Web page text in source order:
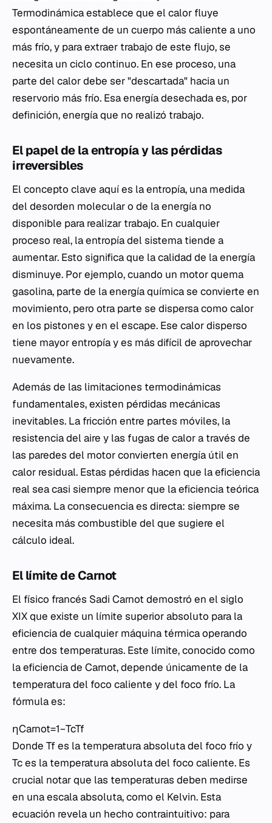
Termodinámica establece que el calor fluye
espontáneamente de un cuerpo más caliente a uno
más frío, y para extraer trabajo de este flujo, se
necesita un ciclo continuo. En ese proceso, una
parte del calor debe ser "descartada" hacia un
reservorio más frío. Esa energía desechada es, por
definición, energía que no realizó trabajo.
El papel de la entropía y las pérdidas
irreversibles
El concepto clave aquí es la entropía, una medida
del desorden molecular o de la energía no
disponible para realizar trabajo. En cualquier
proceso real, la entropía del sistema tiende a
aumentar. Esto significa que la calidad de la energía
disminuye. Por ejemplo, cuando un motor quema
gasolina, parte de la energía química se convierte en
movimiento, pero otra parte se dispersa como calor
en los pistones y en el escape. Ese calor disperso
tiene mayor entropía y es más difícil de aprovechar
nuevamente.
Además de las limitaciones termodinámicas
fundamentales, existen pérdidas mecánicas
inevitables. La fricción entre partes móviles, la
resistencia del aire y las fugas de calor a través de
las paredes del motor convierten energía útil en
calor residual. Estas pérdidas hacen que la eficiencia
real sea casi siempre menor que la eficiencia teórica
máxima. La consecuencia es directa: siempre se
necesita más combustible del que sugiere el
cálculo ideal.
El límite de Carnot
El físico francés Sadi Carnot demostró en el siglo
XIX que existe un límite superior absoluto para la
eficiencia de cualquier máquina térmica operando
entre dos temperaturas. Este límite, conocido como
la eficiencia de Carnot, depende únicamente de la
temperatura del foco caliente y del foco frío. La
fórmula es:
ηCarnot​=1−Tc​Tf​​
Donde Tf​ es la temperatura absoluta del foco frío y
Tc​ es la temperatura absoluta del foco caliente. Es
crucial notar que las temperaturas deben medirse
en una escala absoluta, como el Kelvin. Esta
ecuación revela un hecho contraintuitivo: para